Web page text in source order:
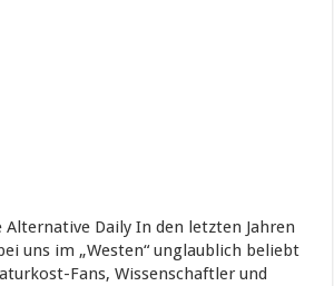
Daily In den letzten Jahren
uns im „Westen“ unglaublich beliebt
Fans, Wissenschaftler und